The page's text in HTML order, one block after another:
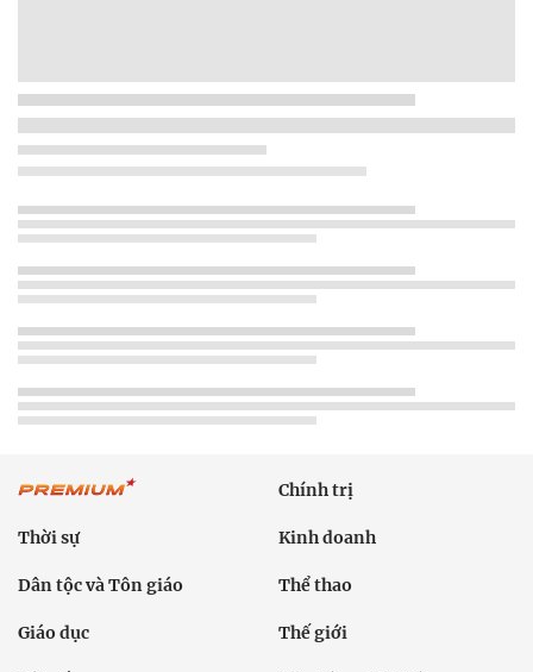
Chính trị
Thời sự Kinh doanh
Dân tộc và Tôn giáo Thể thao
Giáo dục Thế giới